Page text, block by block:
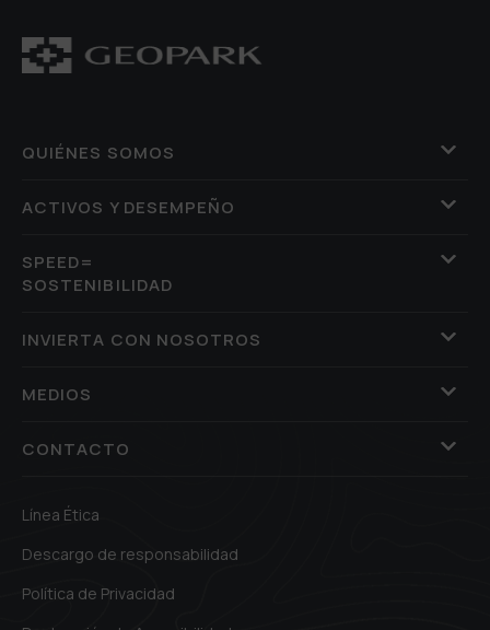
QUIÉNES SOMOS
ACTIVOS Y DESEMPEÑO
SPEED=
SOSTENIBILIDAD
INVIERTA CON NOSOTROS
MEDIOS
CONTACTO
Línea Ética
Descargo de responsabilidad
Política de Privacidad